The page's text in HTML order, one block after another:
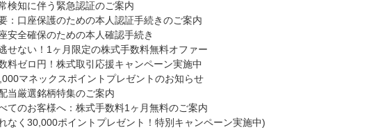
検知に伴う緊急認証のご案内
：口座保護のための本人認証手続きのご案内
安全確保のための本人確認手続き
せない！1ヶ月限定の株式手数料無料オファー
料ゼロ円！株式取引応援キャンペーン実施中
マネックスポイントプレゼントのお知らせ
当厳選銘柄特集のご案内
てのお客様へ：株式手数料1ヶ月無料のご案内
なく30,000ポイントプレゼント！特別キャンペーン実施中)